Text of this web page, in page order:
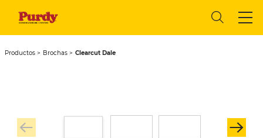
Productos Brochas Clearcut Dale